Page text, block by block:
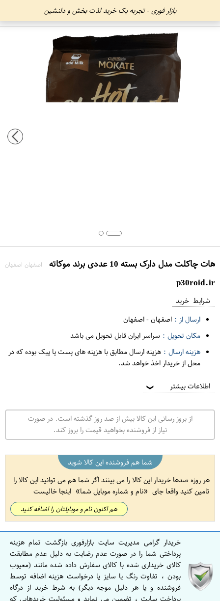
بازار فوری - تجربه یک خرید لذت بخش و دلنشین
هات چاکلت مدل دارک بسته 10 عددی برند موکاته اصفهان اصفهان
p30roid.ir
شرایط خرید
ارسال از : اصفهان-اصفهان
مکان تحویل : سراسر ایران قابل تحویل می باشد
هزینه ارسال : هزینه ارسال مطابق با هزینه های پست یا پیک بوده که در
محل از خریدار اخذ خواهد شد.
اطلاعات بیشتر ❯
از بروز رسانی این کالا بیش از صد روز گذشته است. در صورت
نیاز از فروشنده بخواهید قیمت را بروز کند.
شما هم فروشنده این کالا شوید
هر روزه صدها خریدار این کالا را می بینند اگر شما هم می توانید این کالا را
تامین کنید واقعا جای
نام و شماره موبایل شما اینجا خالیست
هم اکنون نام و موبایلتان را اضافه کنید
خریدار گرامی مدیریت سایت بازارفوری بازگشت تمام هزینه
پرداختی شما را در صورت عدم رضایت به دلیل عدم مطابقت
کالای خریداری شده با کالای سفارش داده شده مانند (معیوب
بودن ، تفاوت رنگ یا سایز یا درخواست هزینه اضافه توسط
فروشنده و یا هر دلیل موجه دیگر) به شرط خرید از درگاه